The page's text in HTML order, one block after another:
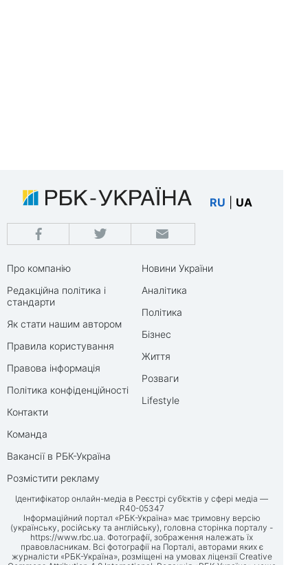
RU UA
Про компанію
Редакційна політика і
стандарти
Як стати нашим автором
Правила користування
Правова інформація
Політика конфіденційності
Контакти
Команда
Вакансії в РБК-Україна
Розмістити рекламу
Новини України
Аналітика
Політика
Бізнес
Життя
Розваги
Lifestyle
Ідентифікатор онлайн-медіа в Реєстрі суб’єктів у сфері медіа —
R40-05347
Інформаційний портал «РБК-Україна» має тримовну версію
(українську, російську та англійську), головна сторінка порталу -
https://www.rbc.ua . Фотографії, зображення належать їх
правовласникам. Всі фотографії на Порталі, авторами яких є
журналісти «РБК-Україна», розміщені на умовах ліцензії Creative